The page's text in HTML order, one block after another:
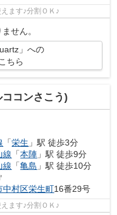
ます♪分割ＯＫ♪
せん。
」への
ちら
コンさこう)
「栄生 」駅 徒歩3分
線 「本陣 」駅 徒歩9分
線 「亀島 」駅 徒歩10分
中村区栄生町16番29号
ます♪分割ＯＫ♪